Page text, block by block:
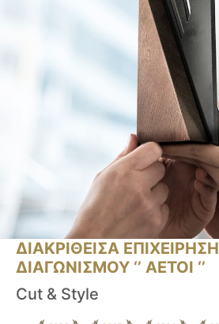
ΔΙΑΚΡΙΘΕΙΣΑ
ΔΙΑΓΩΝΙΣΜΟΥ ‘’ ΑΕΤΟΙ ‘’
Cut & Style